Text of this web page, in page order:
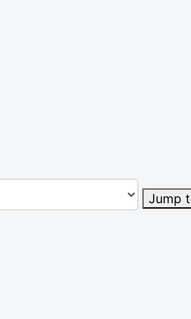
Jump